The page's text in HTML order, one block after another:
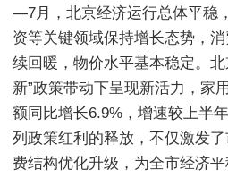
—7月，北京经济运行总体平稳
资等关键领域保持增长态势，
续回暖，物价水平基本稳定。
新”政策带动下呈现新活力，家
额同比增长6.9%，增速较上半
列政策红利的释放，不仅激发
费结构优化升级，为全市经济平